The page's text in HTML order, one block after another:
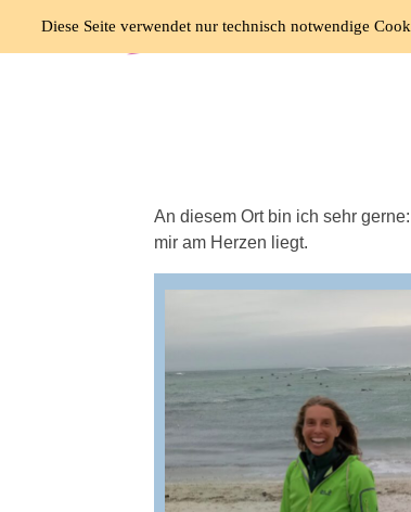
An diesem Ort bin ich sehr
mir am Herzen liegt.
Diese Seite verwendet nur technisch notwendige